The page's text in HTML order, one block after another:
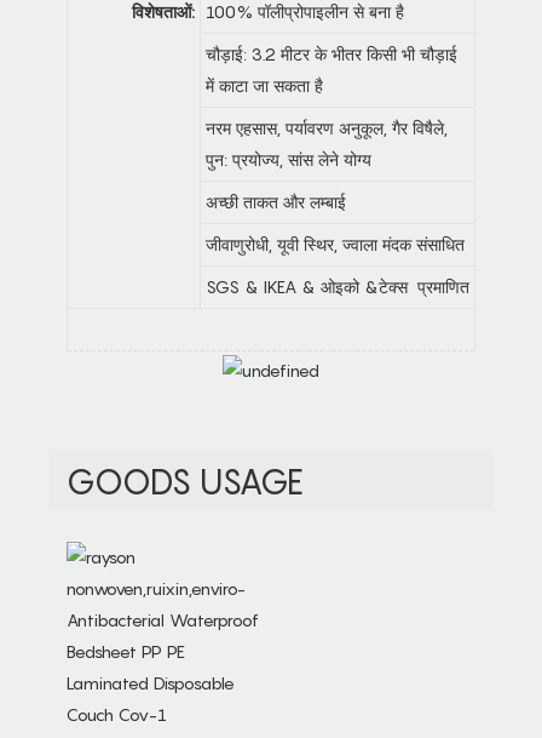
विशेषताओं: 100% पॉलीप्रोपाइलीन से बना है
चौड़ाई: 3.2 मीटर के भीतर किसी भी चौड़ाई
में काटा जा सकता है
नरम एहसास, पर्यावरण अनुकूल, गैर विषैले,
पुन: प्रयोज्य, सांस लेने योग्य
अच्छी ताकत और लम्बाई
जीवाणुरोधी, यूवी स्थिर, ज्वाला मंदक संसाधित
SGS & IKEA & ओइको &टेक्स प्रमाणित
GOODS USAGE